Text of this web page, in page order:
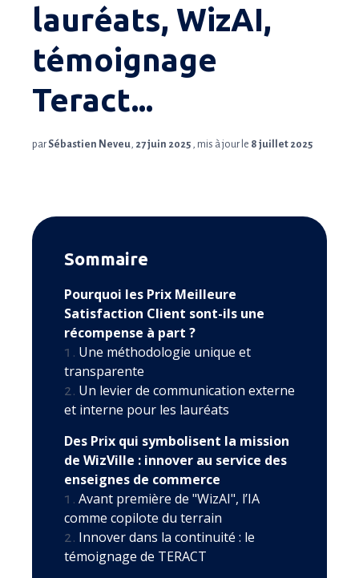
lauréats, WizAI,
témoignage
Teract...
parSébastien Neveu, 27 juin 2025 , mis à jour le 8 juillet 2025
Sommaire
Pourquoi les Prix Meilleure
Satisfaction Client sont-ils une
récompense à part ?
Une méthodologie unique et
transparente
Un levier de communication externe
et interne pour les lauréats
Des Prix qui symbolisent la mission
de WizVille : innover au service des
enseignes de commerce
Avant première de "WizAI", l’IA
comme copilote du terrain
Innover dans la continuité : le
témoignage de TERACT